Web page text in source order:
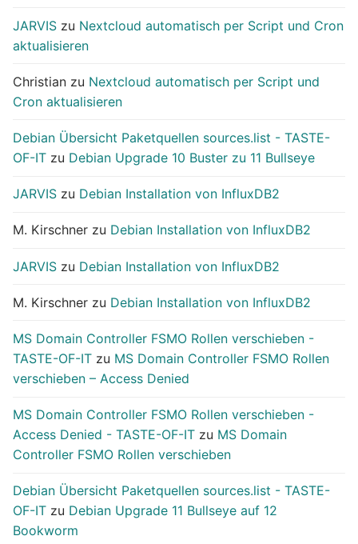
JARVIS zu Nextcloud automatisch per Script und Cron
aktualisieren
Christian zu Nextcloud automatisch per Script und
Cron aktualisieren
Debian Übersicht Paketquellen sources.list - TASTE-
OF-IT zu Debian Upgrade 10 Buster zu 11 Bullseye
JARVIS zu Debian Installation von InfluxDB2
M. Kirschner zu Debian Installation von InfluxDB2
JARVIS zu Debian Installation von InfluxDB2
M. Kirschner zu Debian Installation von InfluxDB2
MS Domain Controller FSMO Rollen verschieben -
TASTE-OF-IT zu MS Domain Controller FSMO Rollen
verschieben – Access Denied
MS Domain Controller FSMO Rollen verschieben -
Access Denied - TASTE-OF-IT zu MS Domain
Controller FSMO Rollen verschieben
Debian Übersicht Paketquellen sources.list - TASTE-
OF-IT zu Debian Upgrade 11 Bullseye auf 12
Bookworm